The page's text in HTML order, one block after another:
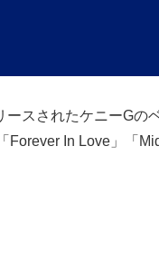
スされたケニーGの
Forever In Love」「